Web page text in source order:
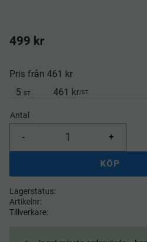
499 kr
Pris från 461 kr
5 ST 461 kr/ST
Antal
+
-
KÖP
Lagerstatus
Artikelnr
Tillverkare